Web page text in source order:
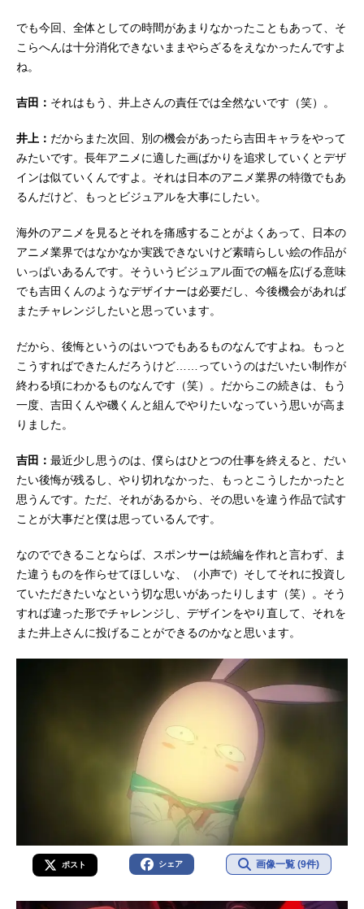
でも今回、全体としての時間があまりなかったこともあって、そ
こらへんは十分消化できないままやらざるをえなかったんですよ
ね。
吉田： それはもう、井上さんの責任では全然ないです（笑）。
井上： だからまた次回、別の機会があったら吉田キャラをやって
みたいです。長年アニメに適した画ばかりを追求していくとデザ
インは似ていくんですよ。それは日本のアニメ業界の特徴でもあ
るんだけど、もっとビジュアルを大事にしたい。
海外のアニメを見るとそれを痛感することがよくあって、日本の
アニメ業界ではなかなか実践できないけど素晴らしい絵の作品が
いっぱいあるんです。そういうビジュアル面での幅を広げる意味
でも吉田くんのようなデザイナーは必要だし、今後機会があれば
またチャレンジしたいと思っています。
だから、後悔というのはいつでもあるものなんですよね。もっと
こうすればできたんだろうけど……っていうのはだいたい制作が
終わる頃にわかるものなんです（笑）。だからこの続きは、もう
一度、吉田くんや磯くんと組んでやりたいなっていう思いが高ま
りました。
吉田： 最近少し思うのは、僕らはひとつの仕事を終えると、だい
たい後悔が残るし、やり切れなかった、もっとこうしたかったと
思うんです。ただ、それがあるから、その思いを違う作品で試す
ことが大事だと僕は思っているんです。
なのでできることならば、スポンサーは続編を作れと言わず、ま
た違うものを作らせてほしいな、（小声で）そしてそれに投資し
ていただきたいなという切な思いがあったりします（笑）。そう
すれば違った形でチャレンジし、デザインをやり直して、それを
また井上さんに投げることができるのかなと思います。
ポスト シェア 画像一覧 (9件)